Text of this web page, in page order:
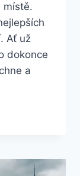
místě.
Ať už
dokonce
a